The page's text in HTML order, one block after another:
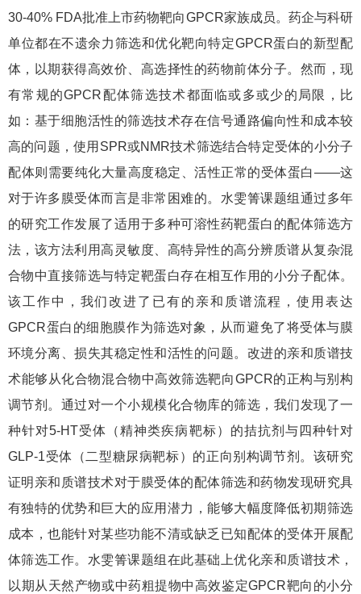
30-40% FDA批准上市药物靶向GPCR家族成员。药企与科研
单位都在不遗余力筛选和优化靶向特定GPCR蛋白的新型配
体，以期获得高效价、高选择性的药物前体分子。然而，现
有常规的GPCR 配体筛选技术都面临或多或少的局限，比
如：基于细胞活性的筛选技术存在信号通路偏向性和成本较
高的问题，使用 SPR或NMR技术筛选结合特定受体的小分子
配体则需要纯化大量高度稳定、活性正常的受体蛋白——这
对于许多膜受体而言是非常困难的。水雯箐课题组通过多年
的研究工作发展了适用于多种可溶性药靶蛋白的配体筛选方
法，该方法利用高灵敏度、高特异性的高分辨质谱从复杂混
合物中直接筛选与特定靶蛋白存在相互作用的小分子配体。
该工作中，我们改进了已有的亲和质谱流程，使用表达
GPCR蛋白的细胞膜作为筛选对象，从而避免了将受体与膜
环境分离、损失其稳定性和活性的问题。改进的亲和质谱技
术能够从化合物混合物中高效筛选靶向GPCR的正构与别构
调节剂。通过对一个小规模化合物库的筛选，我们发现了一
种针对5-HT受体（精神类疾病靶标）的拮抗剂与四种针对
GLP-1受体（二型糖尿病靶标）的正向别构调节剂。该研究
证明亲和质谱技术对于膜受体的配体筛选和药物发现研究具
有独特的优势和巨大的应用潜力，能够大幅度降低初期筛选
成本，也能针对某些功能不清或缺乏已知配体的受体开展配
体筛选工作。水雯箐课题组在此基础上优化亲和质谱技术，
以期从天然产物或中药粗提物中高效鉴定GPCR靶向的小分